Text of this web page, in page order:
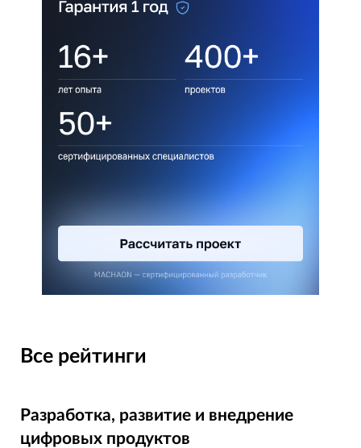
Все рейтинги
Разработка, развитие и внедрение
цифровых продуктов